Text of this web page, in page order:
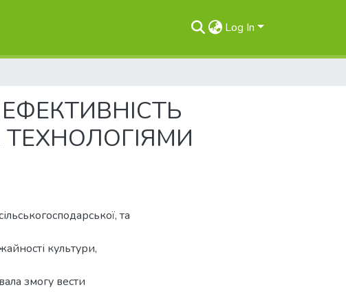
Log In
та
культури,
змогу вести